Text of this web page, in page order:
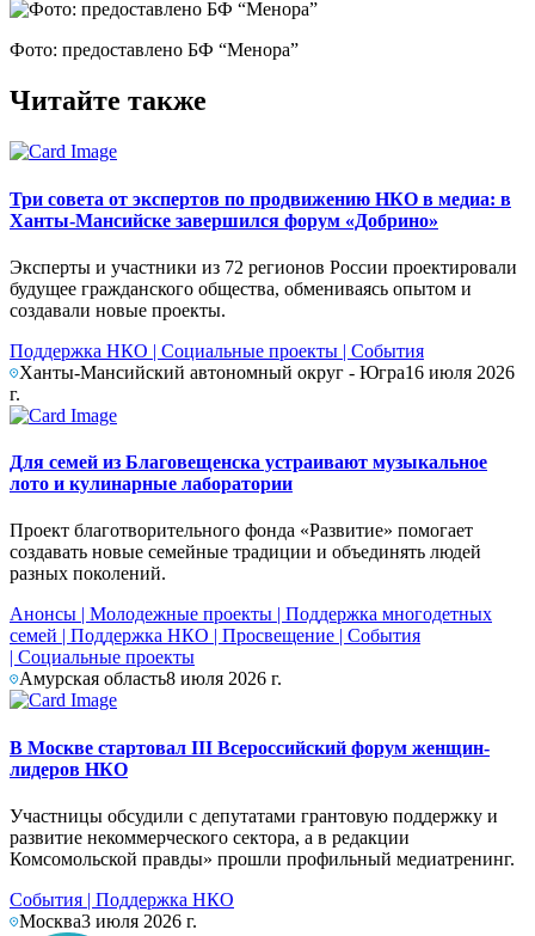
Фото: предоставлено БФ “Менора”
Читайте также
Три совета от экспертов по продвижению НКО в медиа: в
Ханты-Мансийске завершился форум «Добрино»
Эксперты и участники из 72 регионов России проектировали
будущее гражданского общества, обмениваясь опытом и
создавали новые проекты.
Поддержка НКО | Социальные проекты | События
Ханты-Мансийский автономный округ - Югра16 июля 2026
г.
Для семей из Благовещенска устраивают музыкальное
лото и кулинарные лаборатории
Проект благотворительного фонда «Развитие» помогает
создавать новые семейные традиции и объединять людей
разных поколений.
Анонсы | Молодежные проекты | Поддержка многодетных
семей | Поддержка НКО | Просвещение | События
| Социальные проекты
Амурская область8 июля 2026 г.
В Москве стартовал III Всероссийский форум женщин-
лидеров НКО
Участницы обсудили с депутатами грантовую поддержку и
развитие некоммерческого сектора, а в редакции
Комсомольской правды» прошли профильный медиатренинг.
События | Поддержка НКО
Москва3 июля 2026 г.